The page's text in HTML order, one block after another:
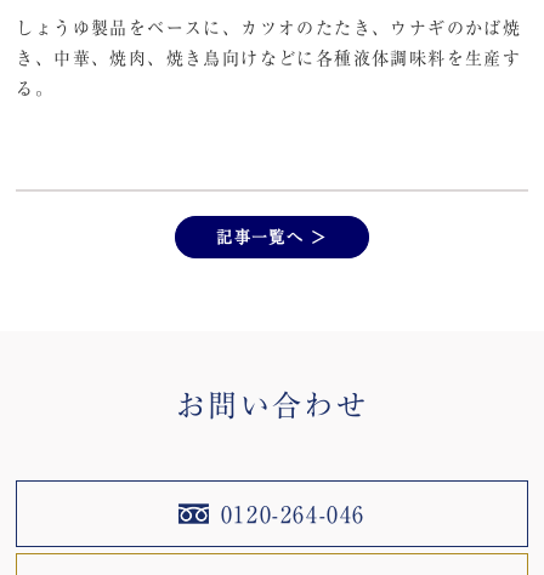
しょうゆ製品をベースに、カツオのたたき、ウナギのかば焼
き、中華、焼肉、焼き鳥向けなどに各種液体調味料を生産す
る。
記事一覧へ ＞
お問い合わせ
0120-264-046